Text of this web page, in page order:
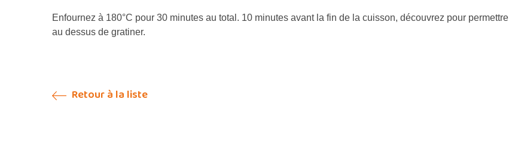
Enfournez à 180°C pour 30 minutes au total. 10 minutes avant la fin de la cuisson, découvrez pour permettre
au dessus de gratiner.
Retour à la liste